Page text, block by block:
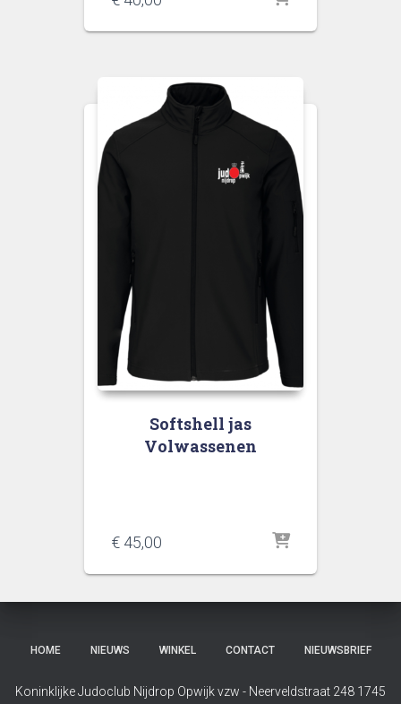
Softshell jas
Volwassenen
€ 45,00
HOME NIEUWS WINKEL CONTACT NIEUWSBRIEF
Koninklijke Judoclub Nijdrop Opwijk vzw - Neerveldstraat 248 1745